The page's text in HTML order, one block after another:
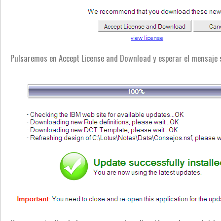
Pulsaremos en Accept License and Download y esperar el